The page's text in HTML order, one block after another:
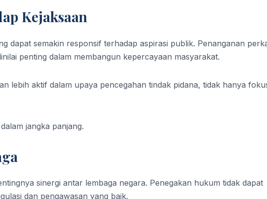
Kejaksaan
dapat semakin responsif terhadap aspirasi publik. Penanganan
penting dalam membangun kepercayaan masyarakat.
lebih aktif dalam upaya pencegahan tindak pidana, tidak hanya
jangka panjang.
sinergi antar lembaga negara. Penegakan hukum tidak dapat
dan pengawasan yang baik.